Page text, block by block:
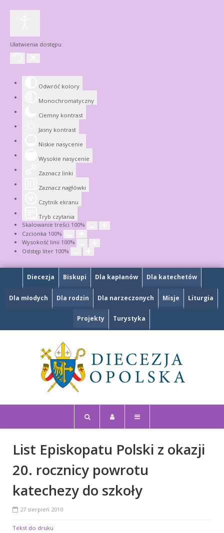
Ułatwienia dostępu
Odwróć kolory
Monochromatyczny
Ciemny kontrast
Jasny kontrast
Niskie nasycenie
Wysokie nasycenie
Zaznacz linki
Zaznacz nagłówki
Czytnik ekranu
Tryb czytania
Skalowanie treści 100%
Czcionka 100%
Wysokość linii 100%
Odstęp liter 100%
Diecezja Biskupi Dla kapłanów Dla katechetów
Dla młodych Dla rodzin Dla narzeczonych Misje Liturgia
Projekty Turystyka
List Episkopatu Polski z okazji
20. rocznicy powrotu
katechezy do szkoły
27 sierpień 2010
Tekst do druku